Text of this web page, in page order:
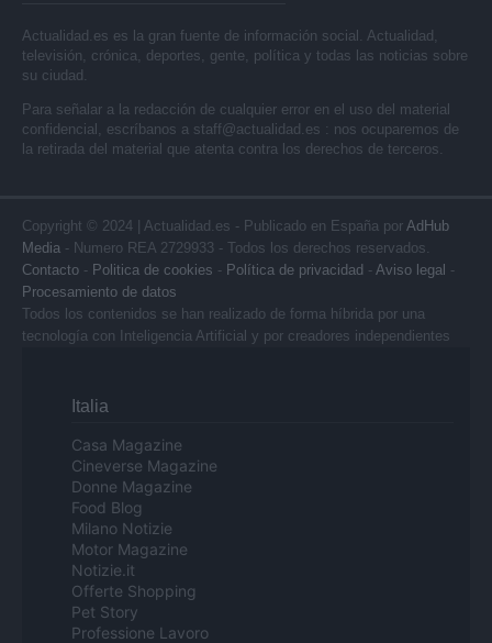
Actualidad.es es la gran fuente de información social. Actualidad,
televisión, crónica, deportes, gente, política y todas las noticias sobre
su ciudad.
Para señalar a la redacción de cualquier error en el uso del material
confidencial, escríbanos a staff@actualidad.es : nos ocuparemos de
la retirada del material que atenta contra los derechos de terceros.
Copyright © 2024 | Actualidad.es - Publicado en España por AdHub
Media - Numero REA 2729933 - Todos los derechos reservados.
Contacto - Politica de cookies - Política de privacidad - Aviso legal -
Procesamiento de datos
Todos los contenidos se han realizado de forma híbrida por una
tecnología con Inteligencia Artificial y por creadores independientes
Italia
Casa Magazine
Cineverse Magazine
Donne Magazine
Food Blog
Milano Notizie
Motor Magazine
Notizie.it
Offerte Shopping
Pet Story
Professione Lavoro